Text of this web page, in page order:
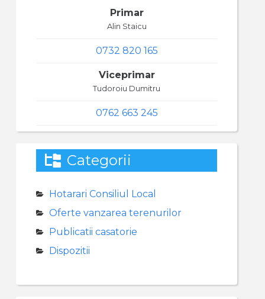
Primar
Alin Staicu
0732 820 165
Viceprimar
Tudoroiu Dumitru
0762 663 245
Categorii
Hotarari Consiliul Local
Oferte vanzarea terenurilor
Publicatii casatorie
Dispozitii